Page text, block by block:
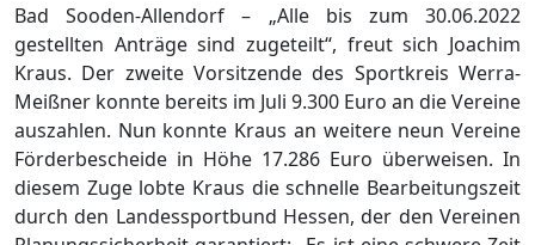
Bad Sooden-Allendorf – „Alle bis zum 30.06.2022
gestellten Anträge sind zugeteilt“, freut sich Joachim
Kraus. Der zweite Vorsitzende des Sportkreis Werra-
Meißner konnte bereits im Juli 9.300 Euro an die Vereine
auszahlen. Nun konnte Kraus an weitere neun Vereine
Förderbescheide in Höhe 17.286 Euro überweisen. In
diesem Zuge lobte Kraus die schnelle Bearbeitungszeit
durch den Landessportbund Hessen, der den Vereinen